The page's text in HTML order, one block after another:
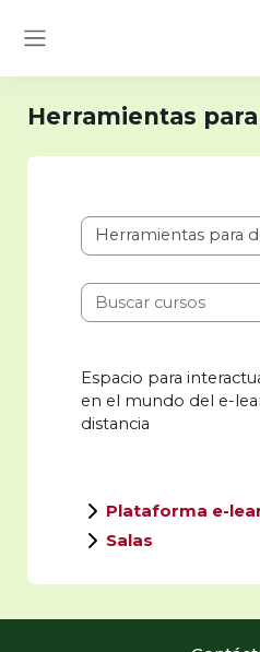
Herramientas
Categorías
Buscar cursos
Espacio para
en el mundo del e-
distancia
Plataforma e-
Salas